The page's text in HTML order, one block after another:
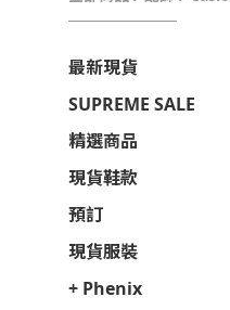
最新現貨
SUPREME SALE
精選商品
現貨鞋款
預訂
現貨服裝
+ Phenix